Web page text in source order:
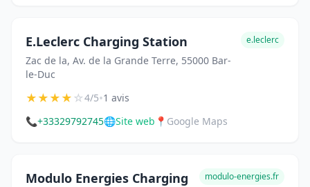
E.Leclerc Charging Station
Zac de la, Av. de la Grande Terre, 55000 Bar-
le-Duc
e.leclerc
★★★★☆4/5•1 avis
📞+33329792745🌐Site web 📍 Google Maps
Modulo Energies Charging
modulo-energies.fr